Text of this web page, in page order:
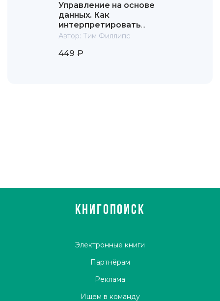
Управление на основе
данных. Как
интерпретировать
цифры и принимать
в бизнесе
Автор: Тим Филлипс
449 ₽
КНИГОПОИСК
Электронные книги
Партнёрам
Реклама
Ищем в команду